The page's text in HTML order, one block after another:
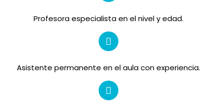
Profesora especialista en el nivel y edad.
Asistente permanente en el aula con experiencia.